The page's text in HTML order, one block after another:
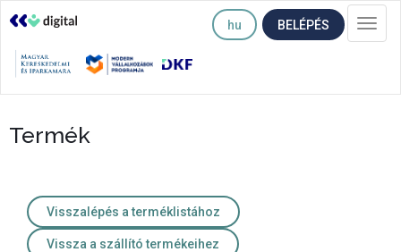
hu BELÉPÉS
Termék
Visszalépés a terméklistához
Vissza a szállító termékeihez